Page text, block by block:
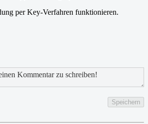
per Key-Verfahren funktionieren.
Kommentar zu schreiben!
Speichern